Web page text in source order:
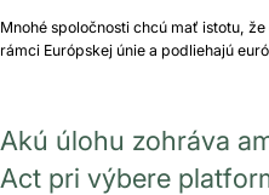
Mnohé spoločnosti chcú mať istotu,
rámci Európskej únie a podliehajú
Akú úlohu zohráva
Act pri výbere